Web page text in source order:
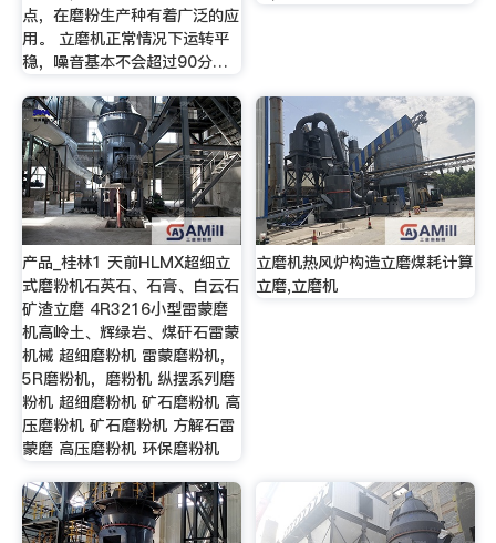
点，在磨粉生产种有着广泛的应
用。 立磨机正常情况下运转平
稳，噪音基本不会超过90分…
产品_桂林1 天前HLMX超细立
式磨粉机石英石、石膏、白云石
矿渣立磨 4R3216小型雷蒙磨
机高岭土、辉绿岩、煤矸石雷蒙
机械 超细磨粉机 雷蒙磨粉机，
5R磨粉机，磨粉机 纵摆系列磨
粉机 超细磨粉机 矿石磨粉机 高
压磨粉机 矿石磨粉机 方解石雷
蒙磨 高压磨粉机 环保磨粉机
立磨机热风炉构造立磨煤耗计算
立磨,立磨机